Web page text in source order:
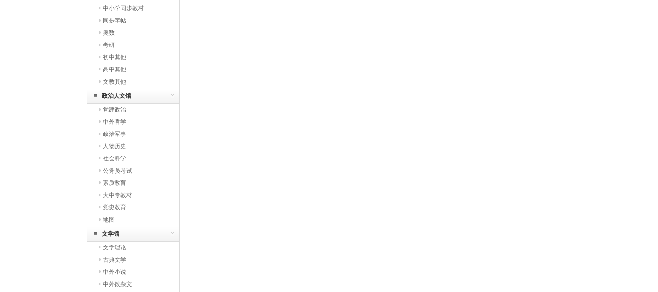
中小学同步教材
同步字帖
奥数
考研
初中其他
高中其他
文教其他
政治人文馆
党建政治
中外哲学
政治军事
人物历史
社会科学
公务员考试
素质教育
大中专教材
党史教育
地图
文学馆
文学理论
古典文学
中外小说
中外散杂文